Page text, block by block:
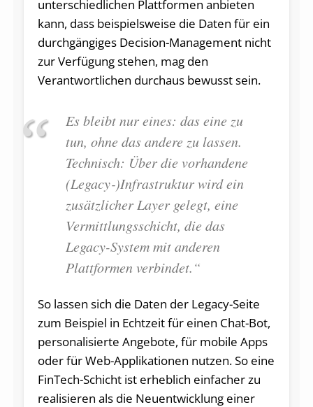
unterschiedlichen Plattformen anbieten
kann, dass beispielsweise die Daten für ein
durchgängiges Decision-Ma­na­gement nicht
zur Verfügung stehen, mag den
Verantwortlichen durchaus bewusst sein.
Es bleibt nur eines: das eine zu
tun, ohne das andere zu lassen.
Technisch: Über die vorhandene
(Lega­cy‑)Infra­struktur wird ein
zusätzlicher Layer gelegt, eine
Vermittlungsschicht, die das
Legacy-System mit anderen
Plattformen verbindet.“
So lassen sich die Daten der Legacy-Seite
zum Beispiel in Echtzeit für einen Chat-Bot,
personalisierte Angebote, für mobile Apps
oder für Web-Applikationen nutzen. So eine
FinTech-Schicht ist erheblich einfacher zu
realisieren als die Neuentwicklung einer